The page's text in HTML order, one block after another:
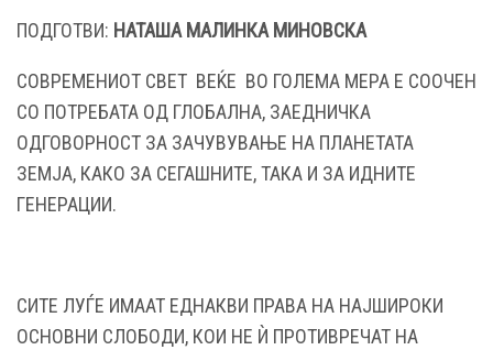
ПОДГОТВИ: НАТАША МАЛИНКА МИНОВСКА
СОВРЕМЕНИОТ СВЕТ ВЕЌЕ ВО ГОЛЕМА МЕРА Е СООЧЕН
СО ПОТРЕБАТА ОД ГЛОБАЛНА, ЗАЕДНИЧКА
ОДГОВОРНОСТ ЗА ЗАЧУВУВАЊЕ НА ПЛАНЕТАТА
ЗЕМЈА, КАКО ЗА СЕГАШНИТЕ, ТАКА И ЗА ИДНИТЕ
ГЕНЕРАЦИИ.
СИТЕ ЛУЃЕ ИМААТ ЕДНАКВИ ПРАВА НА НАЈШИРОКИ
ОСНОВНИ СЛОБОДИ, КОИ НЕ Ѝ ПРОТИВРЕЧАТ НА